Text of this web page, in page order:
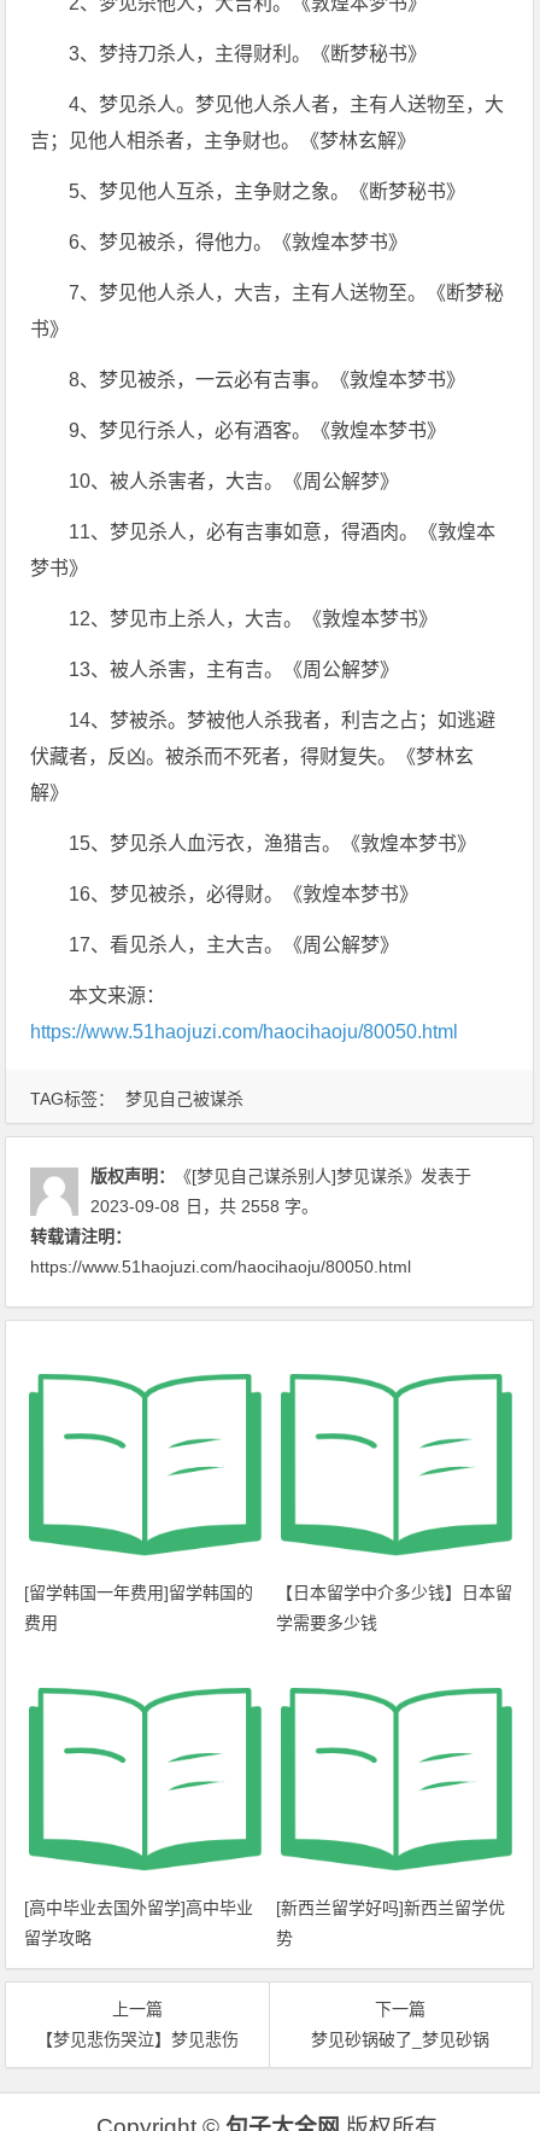
TAG标签： 梦见自己被谋杀
3、梦持刀杀人，主得财利。《断梦秘书》
4、梦见杀人。梦见他人杀人者，主有人送物至，大
吉；见他人相杀者，主争财也。《梦林玄解》
5、梦见他人互杀，主争财之象。《断梦秘书》
6、梦见被杀，得他力。《敦煌本梦书》
7、梦见他人杀人，大吉，主有人送物至。《断梦秘
书》
8、梦见被杀，一云必有吉事。《敦煌本梦书》
9、梦见行杀人，必有酒客。《敦煌本梦书》
10、被人杀害者，大吉。《周公解梦》
11、梦见杀人，必有吉事如意，得酒肉。《敦煌本
梦书》
12、梦见市上杀人，大吉。《敦煌本梦书》
13、被人杀害，主有吉。《周公解梦》
14、梦被杀。梦被他人杀我者，利吉之占；如逃避
伏藏者，反凶。被杀而不死者，得财复失。《梦林玄
解》
15、梦见杀人血污衣，渔猎吉。《敦煌本梦书》
16、梦见被杀，必得财。《敦煌本梦书》
17、看见杀人，主大吉。《周公解梦》
本文来源：
https://www.51haojuzi.com/haocihaoju/80050.html
版权声明： 《[梦见自己谋杀别人]梦见谋杀》 发表于
2023-09-08 日 ，共 2558 字。
转载请注明：
https://www.51haojuzi.com/haocihaoju/80050.html
[留学韩国一年费用]留学韩国的
费用
【日本留学中介多少钱】日本留
学需要多少钱
[高中毕业去国外留学]高中毕业
留学攻略
[新西兰留学好吗]新西兰留学优
势
上一篇
【梦见悲伤哭泣】梦见悲伤
下一篇
梦见砂锅破了_梦见砂锅